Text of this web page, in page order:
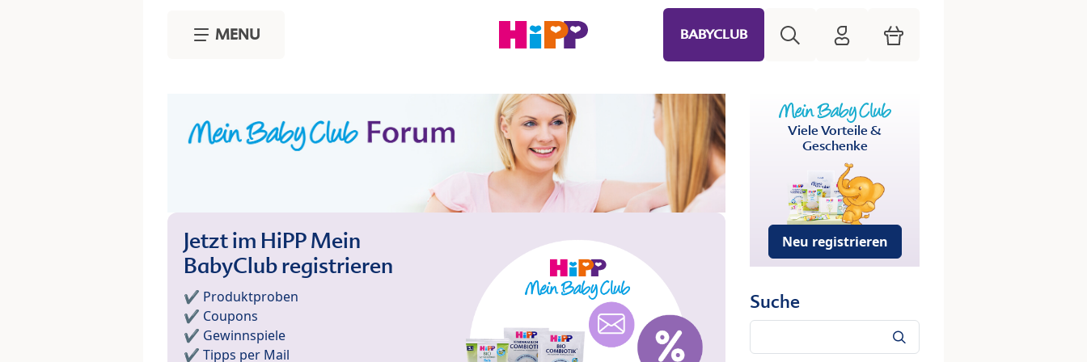
MENU BABYCLUB HiPP Mein Babyclub
Warenkorb
Jetzt im HiPP Mein
BabyClub registrieren
✔️ Produktproben
✔️ Coupons
✔️ Gewinnspiele
✔️ Tipps per Mail
Viele Vorteile &
Geschenke
Neu registrieren
Suche